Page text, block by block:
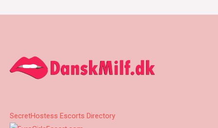
SecretHostess Escorts Directory